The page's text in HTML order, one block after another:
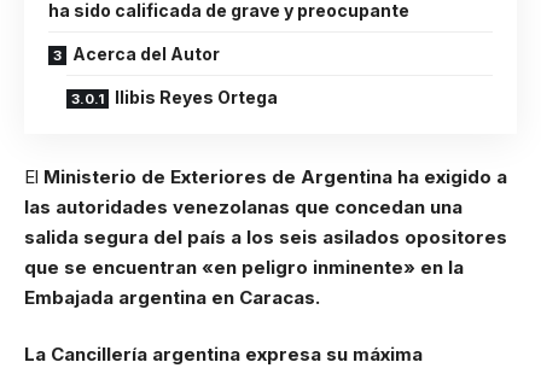
ha sido calificada de grave y preocupante
Acerca del Autor
Ilibis Reyes Ortega
El Ministerio de Exteriores de Argentina ha exigido a
las autoridades venezolanas que concedan una
salida segura del país a los seis asilados opositores
que se encuentran «en peligro inminente» en la
Embajada argentina en Caracas.
La Cancillería argentina expresa su máxima